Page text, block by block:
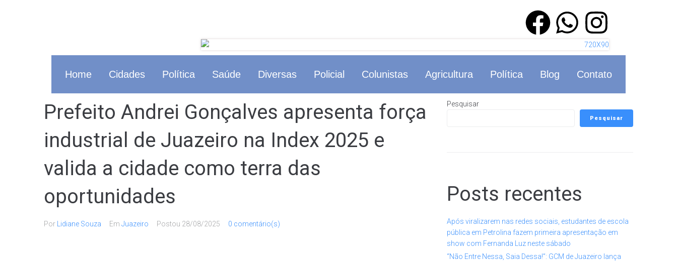
Home Cidades Política Saúde Diversas Policial Colunistas Agricultura Política Blog Contato
Prefeito Andrei Gonçalves apresenta força
industrial de Juazeiro na Index 2025 e
valida a cidade como terra das
oportunidades
Por Lidiane Souza Em Juazeiro Postou 28/08/2025 0 comentário(s)
Pesquisar
Pesquisar
Posts recentes
Após viralizarem nas redes sociais, estudantes de escola
pública em Petrolina fazem primeira apresentação em
show com Fernanda Luz neste sábado
“Não Entre Nessa, Saia Dessa!”: GCM de Juazeiro lança